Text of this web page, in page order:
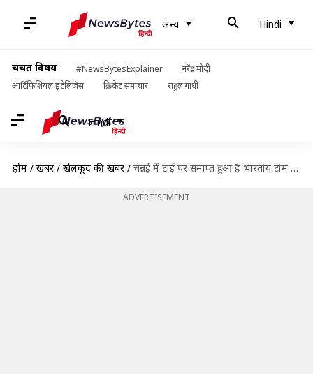
अन्य Hindi
चर्चित विषय #NewsBytesExplainer
नरेंद्र मोदी
आर्टिफिशियल इंटेलिजेंस
क्रिकेट समाचार राहुल गांधी
Hindi
होम / खबरें / खेलकूद की खबरें / चेन्नई में टाई पर समाप्त हुआ है भारतीय टीम का एक टेस्ट, जानिए कैसा था मुकाबला
ADVERTISEMENT